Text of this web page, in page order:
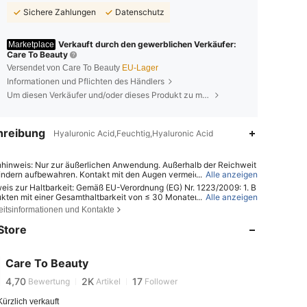
Sichere Zahlungen
Datenschutz
Marketplace Verkauft durch den gewerblichen Verkäufer:
Care To Beauty
Versendet von Care To Beauty EU-Lager
Informationen und Pflichten des Händlers
Um diesen Verkäufer und/oder dieses Produkt zu melden
Hyaluronic Acid,Feuchtig,Hyaluronic Acid
Nur zur äußerlichen Anwendung. Außerhalb der Reichweit
aufbewahren. Kontakt mit den Augen vermeiden. Nicht auf v
oder gereizter Haut anwenden. Bei Hautreizungen die Anwendung
... Alle anzeigen
zur Haltbarkeit: Gemäß EU-Verordnung (EG) Nr. 1223/2009: 1. B
mit einer Gesamthaltbarkeit von ≤ 30 Monaten: Das Verfallsd
auf der Verpackung durch ein Sanduhrsymbol ⌛ + Datum oder au
angegeben; 2. Bei Produkten mit einer Gesamthaltbarkeit von >
Die Kennzeichnung erfolgt mit einem Symbol für ein offenes
zu öffnende Waren und andere spezifizierte Artikel sind von der
ausgenommen. Bitte beachten Sie ausschließlich di
auf der Produktverpackung; verwenden Sie das Produkt
wenn Anzeichen von Verderb auftreten.
... Alle anzeigen
und Kontakte
Care To Beauty
4,70 2K
17
4,70
2K
m***6 istVor 1 Tag
4,70 Bewertung 2K Artikel 17 Follower
4,70 verkauft